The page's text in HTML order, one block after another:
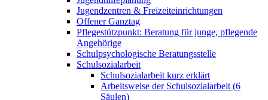
Jugendzentren & Freizeiteinrichtungen
Offener Ganztag
Pflegestützpunkt: Beratung für junge, pflegende
Angehörige
Schulpsychologische Beratungsstelle
Schulsozialarbeit
Schulsozialarbeit kurz erklärt
Arbeitsweise der Schulsozialarbeit (6
Säulen)